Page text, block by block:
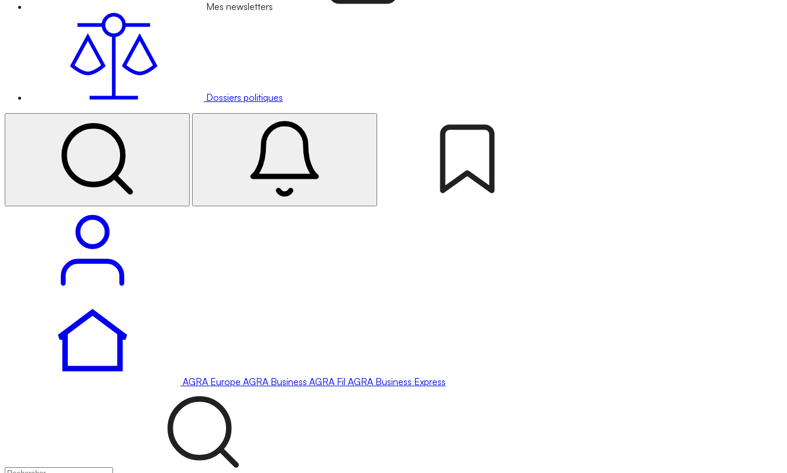
Mes newsletters
Dossiers politiques
AGRA Europe AGRA Business AGRA Fil AGRA Business Express